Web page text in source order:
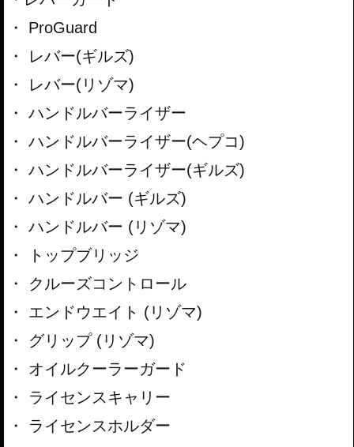
ProGuard
レバー(ギルズ)
レバー(リゾマ)
ハンドルバーライザー
ハンドルバーライザー(ヘプコ)
ハンドルバーライザー(ギルズ)
ハンドルバー (ギルズ)
ハンドルバー (リゾマ)
トップブリッジ
クルーズコントロール
エンドウエイト (リゾマ)
グリップ (リゾマ)
オイルクーラーガード
ライセンスキャリー
ライセンスホルダー